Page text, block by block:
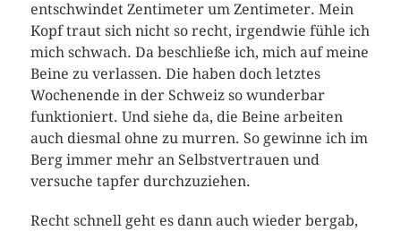
entschwindet Zentimeter um Zentimeter. Mein
Kopf traut sich nicht so recht, irgendwie fühle ich
mich schwach. Da beschließe ich, mich auf meine
Beine zu verlassen. Die haben doch letztes
Wochenende in der Schweiz so wunderbar
funktioniert. Und siehe da, die Beine arbeiten
auch diesmal ohne zu murren. So gewinne ich im
Berg immer mehr an Selbstvertrauen und
versuche tapfer durchzuziehen.
Recht schnell geht es dann auch wieder bergab,